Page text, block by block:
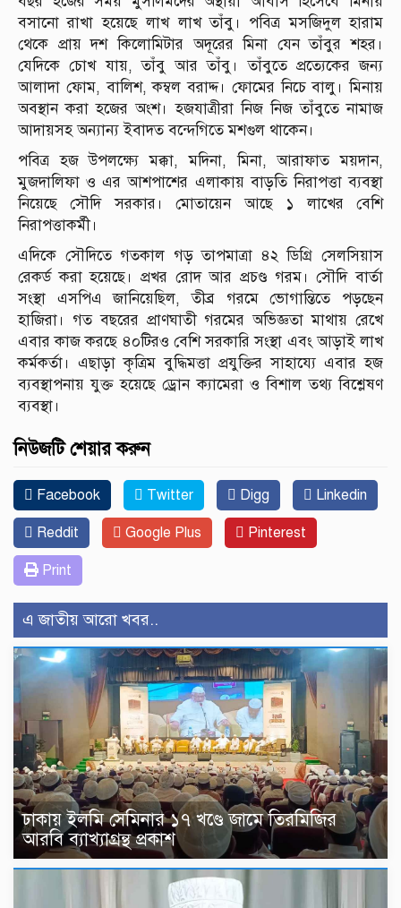
বসানো রাখা হয়েছে লাখ লাখ তাঁবু। পবিত্র মসজিদুল হারাম
থেকে প্রায় দশ কিলোমিটার অদূরের মিনা যেন তাঁবুর শহর।
যেদিকে চোখ যায়, তাঁবু আর তাঁবু। তাঁবুতে প্রত্যেকের জন্য
আলাদা ফোম, বালিশ, কম্বল বরাদ্দ। ফোমের নিচে বালু। মিনায়
অবস্থান করা হজের অংশ। হজযাত্রীরা নিজ নিজ তাঁবুতে নামাজ
আদায়সহ অন্যান্য ইবাদত বন্দেগিতে মশগুল থাকেন।
পবিত্র হজ উপলক্ষ্যে মক্কা, মদিনা, মিনা, আরাফাত ময়দান,
মুজদালিফা ও এর আশপাশের এলাকায় বাড়তি নিরাপত্তা ব্যবস্থা
নিয়েছে সৌদি সরকার। মোতায়েন আছে ১ লাখের বেশি
নিরাপত্তাকর্মী।
এদিকে সৌদিতে গতকাল গড় তাপমাত্রা ৪২ ডিগ্রি সেলসিয়াস
রেকর্ড করা হয়েছে। প্রখর রোদ আর প্রচণ্ড গরম। সৌদি বার্তা
সংস্থা এসপিএ জানিয়েছিল, তীব্র গরমে ভোগান্তিতে পড়ছেন
হাজিরা। গত বছরের প্রাণঘাতী গরমের অভিজ্ঞতা মাথায় রেখে
এবার কাজ করছে ৪০টিরও বেশি সরকারি সংস্থা এবং আড়াই লাখ
কর্মকর্তা। এছাড়া কৃত্রিম বুদ্ধিমত্তা প্রযুক্তির সাহায্যে এবার হজ
ব্যবস্থাপনায় যুক্ত হয়েছে ড্রোন ক্যামেরা ও বিশাল তথ্য বিশ্লেষণ
ব্যবস্থা।
নিউজটি শেয়ার করুন
Facebook Twitter Digg Linkedin
Reddit Google Plus Pinterest
Print
এ জাতীয় আরো খবর..
ঢাকায় ইলমি সেমিনার ১৭ খণ্ডে জামে তিরমিজির
আরবি ব্যাখ্যাগ্রন্থ প্রকাশ